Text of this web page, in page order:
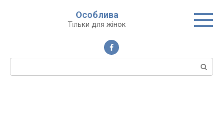
Особлива
Тільки для жінок
Пошук: